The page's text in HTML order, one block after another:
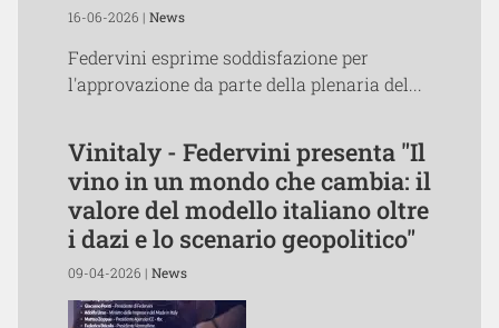
16-06-2026 | News
Federvini esprime soddisfazione per
l'approvazione da parte della plenaria del...
Vinitaly - Federvini presenta "Il
vino in un mondo che cambia: il
valore del modello italiano oltre
i dazi e lo scenario geopolitico"
09-04-2026 | News